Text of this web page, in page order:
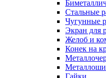
Стальные
Чугунные
Экран для
Желоб и
Конек на
Гайки